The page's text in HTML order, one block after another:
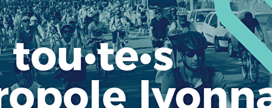
Exporter les lignes sélectionnées
Exporter toutes les colonnes
Exporter uniquement les colonnes affichées
Menu
Images de la page d'accueil